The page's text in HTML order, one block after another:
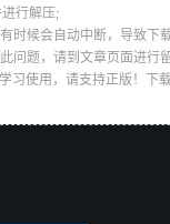
行解压;
时候会自动中断，导致下
问题，请到文章页面进行
使用，请支持正版！下载